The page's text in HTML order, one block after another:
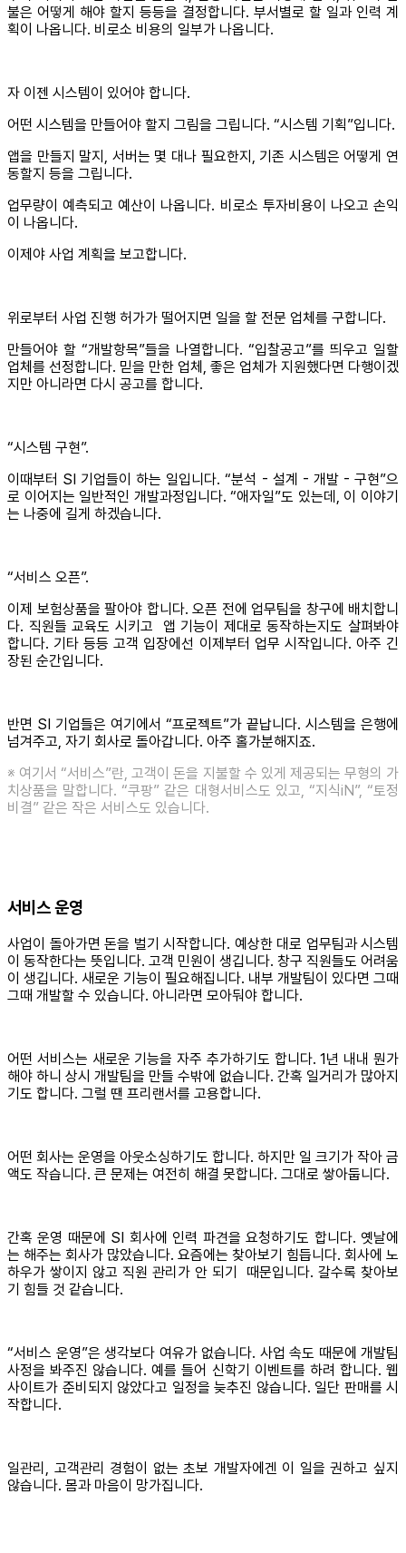
불은 어떻게 해야 할지 등등을 결정합니다. 부서별로 할 일과 인력 계
획이 나옵니다. 비로소 비용의 일부가 나옵니다.
자 이젠 시스템이 있어야 합니다.
어떤 시스템을 만들어야 할지 그림을 그립니다. “시스템 기획”입니다.
앱을 만들지 말지, 서버는 몇 대나 필요한지, 기존 시스템은 어떻게 연
동할지 등을 그립니다.
업무량이 예측되고 예산이 나옵니다. 비로소 투자비용이 나오고 손익
이 나옵니다.
이제야 사업 계획을 보고합니다.
위로부터 사업 진행 허가가 떨어지면 일을 할 전문 업체를 구합니다.
만들어야 할 “개발항목”들을 나열합니다. “입찰공고”를 띄우고 일할
업체를 선정합니다. 믿을 만한 업체, 좋은 업체가 지원했다면 다행이겠
지만 아니라면 다시 공고를 합니다.
“시스템 구현”.
이때부터 SI 기업들이 하는 일입니다. “분석 - 설계 - 개발 - 구현”으
로 이어지는 일반적인 개발과정입니다. “애자일”도 있는데, 이 이야기
는 나중에 길게 하겠습니다.
“서비스 오픈”.
이제 보험상품을 팔아야 합니다. 오픈 전에 업무팀을 창구에 배치합니
다. 직원들 교육도 시키고 앱 기능이 제대로 동작하는지도 살펴봐야
합니다. 기타 등등 고객 입장에선 이제부터 업무 시작입니다. 아주 긴
장된 순간입니다.
반면 SI 기업들은 여기에서 “프로젝트”가 끝납니다. 시스템을 은행에
넘겨주고, 자기 회사로 돌아갑니다. 아주 홀가분해지죠.
※ 여기서 “서비스”란, 고객이 돈을 지불할 수 있게 제공되는 무형의 가
치상품을 말합니다. “쿠팡” 같은 대형서비스도 있고, “지식iN”, “토정
비결” 같은 작은 서비스도 있습니다.
서비스 운영
사업이 돌아가면 돈을 벌기 시작합니다. 예상한 대로 업무팀과 시스템
이 동작한다는 뜻입니다. 고객 민원이 생깁니다. 창구 직원들도 어려움
이 생깁니다. 새로운 기능이 필요해집니다. 내부 개발팀이 있다면 그때
그때 개발할 수 있습니다. 아니라면 모아둬야 합니다.
어떤 서비스는 새로운 기능을 자주 추가하기도 합니다. 1년 내내 뭔가
해야 하니 상시 개발팀을 만들 수밖에 없습니다. 간혹 일거리가 많아지
기도 합니다. 그럴 땐 프리랜서를 고용합니다.
어떤 회사는 운영을 아웃소싱하기도 합니다. 하지만 일 크기가 작아 금
액도 작습니다. 큰 문제는 여전히 해결 못합니다. 그대로 쌓아둡니다.
간혹 운영 때문에 SI 회사에 인력 파견을 요청하기도 합니다. 옛날에
는 해주는 회사가 많았습니다. 요즘에는 찾아보기 힘듭니다. 회사에 노
하우가 쌓이지 않고 직원 관리가 안 되기 때문입니다. 갈수록 찾아보
기 힘들 것 같습니다.
“서비스 운영”은 생각보다 여유가 없습니다. 사업 속도 때문에 개발팀
사정을 봐주진 않습니다. 예를 들어 신학기 이벤트를 하려 합니다. 웹
사이트가 준비되지 않았다고 일정을 늦추진 않습니다. 일단 판매를 시
작합니다.
일관리, 고객관리 경험이 없는 초보 개발자에겐 이 일을 권하고 싶지
않습니다. 몸과 마음이 망가집니다.